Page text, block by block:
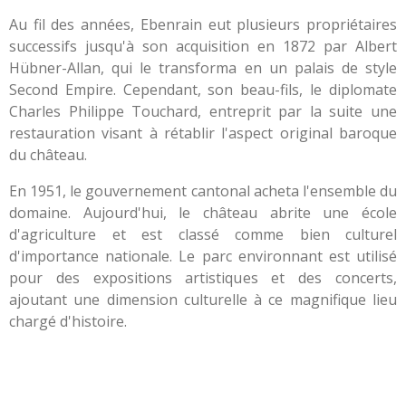
Au fil des années, Ebenrain eut plusieurs propriétaires
successifs jusqu'à son acquisition en 1872 par Albert
Hübner-Allan, qui le transforma en un palais de style
Second Empire. Cependant, son beau-fils, le diplomate
Charles Philippe Touchard, entreprit par la suite une
restauration visant à rétablir l'aspect original baroque
du château.
En 1951, le gouvernement cantonal acheta l'ensemble du
domaine. Aujourd'hui, le château abrite une école
d'agriculture et est classé comme bien culturel
d'importance nationale. Le parc environnant est utilisé
pour des expositions artistiques et des concerts,
ajoutant une dimension culturelle à ce magnifique lieu
chargé d'histoire.